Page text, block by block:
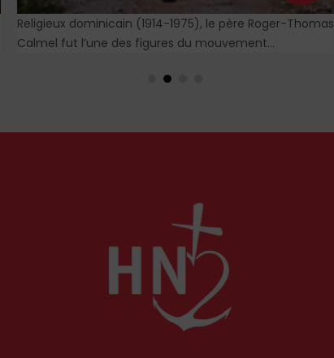
Religieux dominicain (1914-1975), le père Roger-Thomas
Calmel fut l’une des figures du mouvement
à la doctrine traditionnelle, ainsi qu’aux antiques